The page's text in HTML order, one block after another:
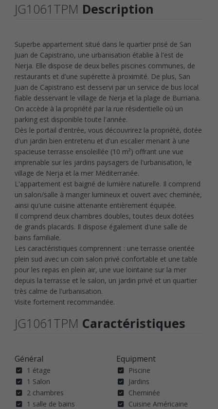
JG1061TPM Description
Superbe appartement situé dans le quartier prisé de San
Juan de Capistrano, une urbanisation établie à l'est de
Nerja. Elle dispose de deux belles piscines communes, de
restaurants et d'une supérette à proximité. De plus, San
Juan de Capistrano est desservi par un service de bus local
fiable desservant le village de Nerja et la plage de Burriana.
On accède à la propriété par la rue résidentielle où un
parking est disponible toute l'année.
Dès le portail d'entrée, vous découvrirez la propriété, dotée
d'un jardin bien entretenu et d'un escalier menant à une
spacieuse terrasse ensoleillée (10 m²) offrant une vue
imprenable sur les jardins paysagers de l'urbanisation, le
village de Nerja et la mer Méditerranée.
L'appartement est baigné de lumière naturelle. Il comprend
un salon/salle à manger lumineux et ouvert avec cheminée,
ainsi qu'une cuisine attenante entièrement équipée.
Il comprend deux chambres doubles, toutes deux dotées
de grands placards. Il dispose également d'une salle de
bains familiale.
Les caractéristiques comprennent : une terrasse orientée
plein sud avec un coin salon privé confortable et une table
pour les repas en plein air, une vue lointaine sur la mer
depuis la terrasse et le salon, un jardin privé et un quartier
très calme de l'urbanisation.
Visite fortement recommandée.
JG1061TPM Caractéristiques
Général
1 étage
1 Salon
2 chambres
1 salle de bains
Equipment
Piscine
Jardins
Cheminée
Cuisine Américaine